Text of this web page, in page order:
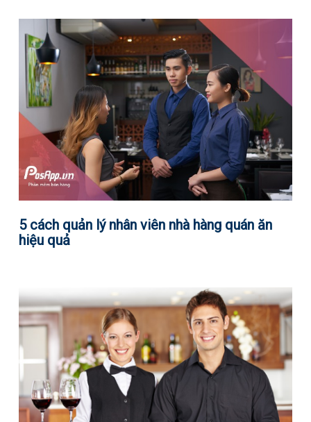
5 cách quản lý nhân viên nhà hàng quán ăn
hiệu quả